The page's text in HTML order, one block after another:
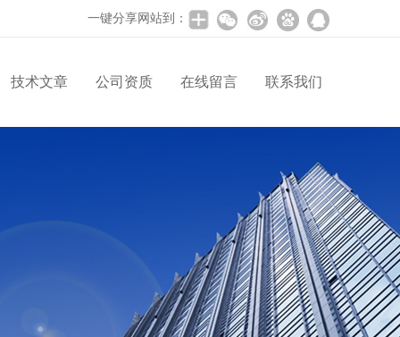
一键分享网站到：
技术文章 公司资质 在线留言 联系我们